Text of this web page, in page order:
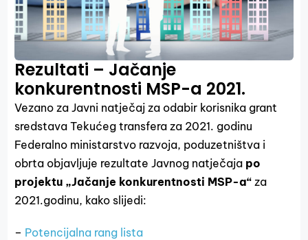
Rezultati – Jačanje
konkurentnosti MSP-a 2021.
Vezano za Javni natječaj za odabir korisnika grant
sredstava Tekućeg transfera za 2021. godinu
Federalno ministarstvo razvoja, poduzetništva i
obrta objavljuje rezultate Javnog natječaja po
projektu „Jačanje konkurentnosti MSP-a“ za
2021.godinu, kako slijedi:
– Potencijalna rang lista